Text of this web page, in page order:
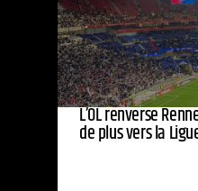
L’OL renverse
de plus vers la